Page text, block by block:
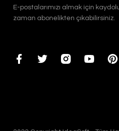
E-postalarımızı almak için
zaman abonelikten çıkabilirsiniz.